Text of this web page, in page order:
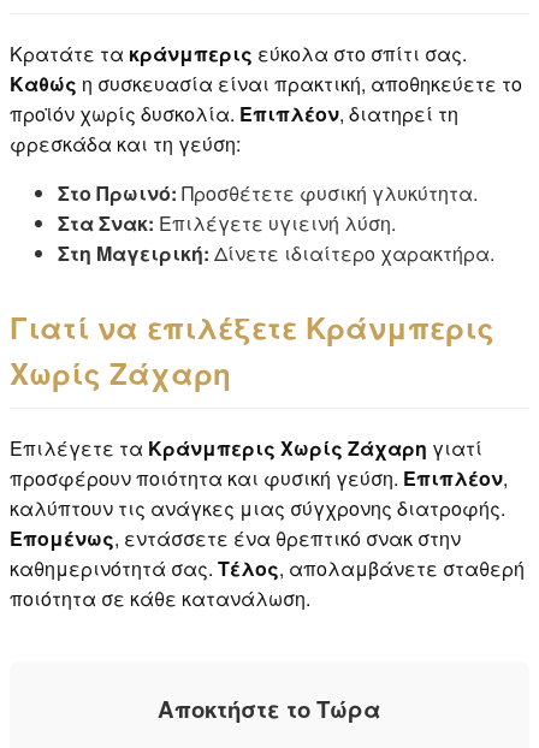
Κρατάτε τα κράνμπερις εύκολα στο σπίτι σας.
Καθώς η συσκευασία είναι πρακτική, αποθηκεύετε το
προϊόν χωρίς δυσκολία. Επιπλέον, διατηρεί τη
φρεσκάδα και τη γεύση:
Στο Πρωινό: Προσθέτετε φυσική γλυκύτητα.
Στα Σνακ: Επιλέγετε υγιεινή λύση.
Στη Μαγειρική: Δίνετε ιδιαίτερο χαρακτήρα.
Γιατί να επιλέξετε Κράνμπερις
Χωρίς Ζάχαρη
Επιλέγετε τα Κράνμπερις Χωρίς Ζάχαρη γιατί
προσφέρουν ποιότητα και φυσική γεύση. Επιπλέον,
καλύπτουν τις ανάγκες μιας σύγχρονης διατροφής.
Επομένως, εντάσσετε ένα θρεπτικό σνακ στην
καθημερινότητά σας. Τέλος, απολαμβάνετε σταθερή
ποιότητα σε κάθε κατανάλωση.
Αποκτήστε το Τώρα